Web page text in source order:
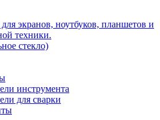
экранов, ноутбуков, планшетов и
техники.
стекло)
инструмента
для сварки